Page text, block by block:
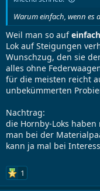
Warum einfach, wenn es
Weil man so auf
Lok auf Steigungen
Wunschzug, den sie
alles ohne
für die meisten reicht
unbekümmerten
Nachtrag:
die Hornby-Loks
man bei der
kann ja mal bei
1